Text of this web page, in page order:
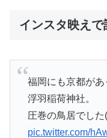
インスタ映えで
福岡にも京都があ
浮羽稲荷神社。
圧巻の鳥居でした
pic.twitter.com/